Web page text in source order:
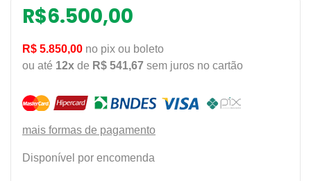
R$6.500,00
R$ 5.850,00 no pix ou boleto
ou até 12x de R$ 541,67 sem juros no cartão
mais formas de pagamento
Disponível por encomenda